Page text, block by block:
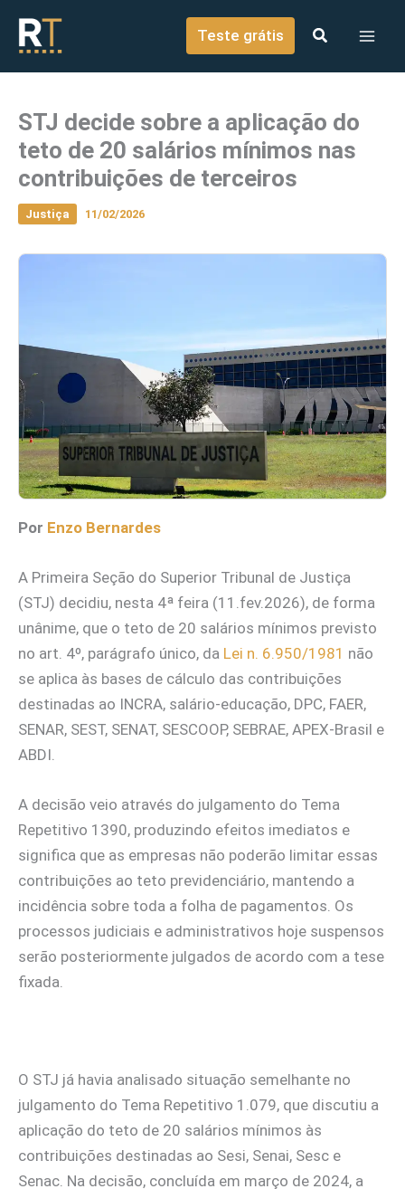
conteúdo
Teste grátis
STJ decide sobre a aplicação do
teto de 20 salários mínimos nas
contribuições de terceiros
Justiça 11/02/2026
Por Enzo Bernardes
A Primeira Seção do Superior Tribunal de Justiça
(STJ) decidiu, nesta 4ª feira (11.fev.2026), de forma
unânime, que o teto de 20 salários mínimos previsto
no art. 4º, parágrafo único, da Lei n. 6.950/1981 não
se aplica às bases de cálculo das contribuições
destinadas ao INCRA, salário-educação, DPC, FAER,
SENAR, SEST, SENAT, SESCOOP, SEBRAE, APEX-Brasil e
ABDI.
A decisão veio através do julgamento do Tema
Repetitivo 1390, produzindo efeitos imediatos e
significa que as empresas não poderão limitar essas
contribuições ao teto previdenciário, mantendo a
incidência sobre toda a folha de pagamentos. Os
processos judiciais e administrativos hoje suspensos
serão posteriormente julgados de acordo com a tese
fixada.
O STJ já havia analisado situação semelhante no
julgamento do Tema Repetitivo 1.079, que discutiu a
aplicação do teto de 20 salários mínimos às
contribuições destinadas ao Sesi, Senai, Sesc e
Senac. Na decisão, concluída em março de 2024, a